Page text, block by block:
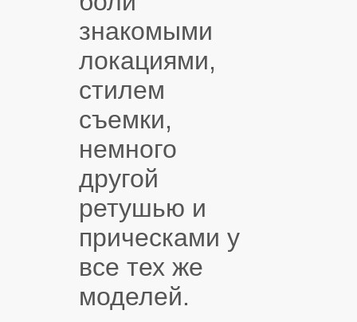
знакомыми
локациями,
стилем
съемки,
немного
другой
ретушью и
прическами у
все тех же
моделей.